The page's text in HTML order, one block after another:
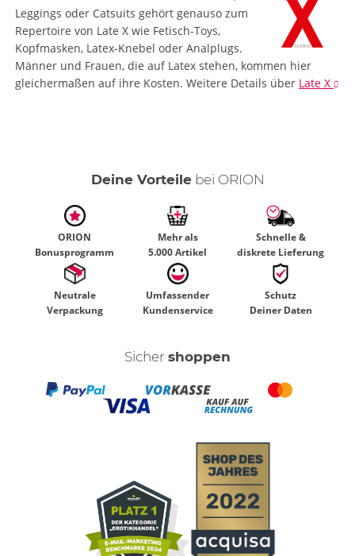
Leggings oder Catsuits gehört genauso zum
Repertoire von Late X wie Fetisch-Toys,
Kopfmasken, Latex-Knebel oder Analplugs.
Männer und Frauen, die auf Latex stehen, kommen hier
gleichermaßen auf ihre Kosten. Weitere Details über Late X
Deine Vorteilebei ORION
ORION
Bonusprogramm
Mehr als
5.000 Artikel
Schnelle &
diskrete Lieferung
Neutrale
Verpackung
Umfassender
Kundenservice
Schutz
Deiner Daten
Sicher shoppen